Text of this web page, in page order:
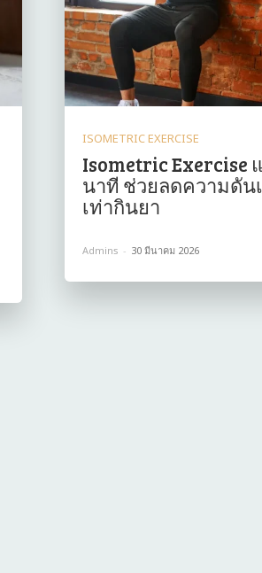
ISOMETRIC EXERCISE
Isometric Exercise
นาที ช่วยลดความดัน
เท่ากินยา
Admins - 30 มีนาคม 2026